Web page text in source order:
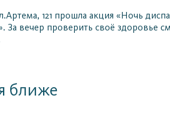
121 прошла акция «Ночь
За вечер проверить своё здоровье
ближе